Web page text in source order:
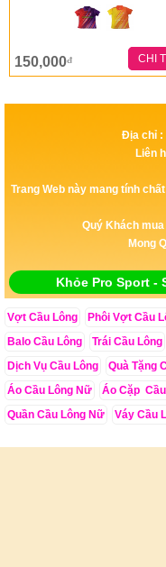
150,000đ CHI
Địa chỉ :
Liên
Trang Web này mang tính
Quý Khách
Mong
Khỏe Pro Sport -
Vợt Cầu Lông Phôi Vợt Cầu
Balo Cầu Lông
Trái Cầu Lông
Dịch Vụ Cầu Lông
Quà Tặng
Áo Cầu Lông Nữ
Áo Cặp
Quần Cầu Lông Nữ
Váy Cầu